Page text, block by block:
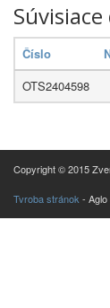
Číslo
OTS2404598
Copyright © 2015
Tvroba stránok - Aglo